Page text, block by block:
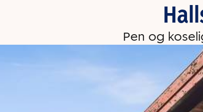
Pen og